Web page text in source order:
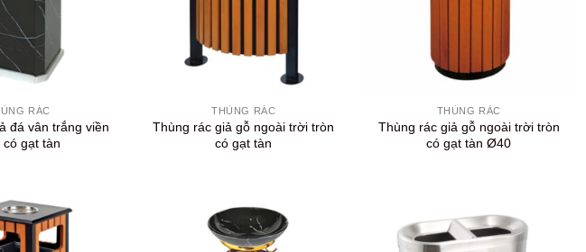
RÁC
đá vân trắng viền
có gạt tàn
THÙNG RÁC
Thùng rác giả gỗ ngoài trời tròn
có gạt tàn
THÙNG RÁC
Thùng rác giả gỗ ngoài trời tròn
có gạt tàn Ø40